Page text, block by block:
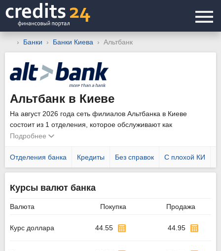
Банки Банки Киева Альтбанк
Альтбанк в Киеве
На август 2026 года сеть филиалов Альтбанка в Киеве
состоит из 1 отделения, которое обслуживают как
физических, так и юридических лиц. Уточнить график работы
0800 211 111.
Подробнее
Отделения банка Кредиты Без справок С плохой КИ
Курсы валют банка
Валюта Покупка Продажа
Курс доллара 44.55 44.95